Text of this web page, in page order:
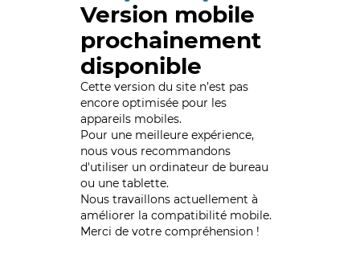
Version mobile
prochainement
disponible
Cette version du site n’est pas
encore optimisée pour les
appareils mobiles.
Pour une meilleure expérience,
nous vous recommandons
d'utiliser un ordinateur de bureau
ou une tablette.
Nous travaillons actuellement à
améliorer la compatibilité mobile.
Merci de votre compréhension !